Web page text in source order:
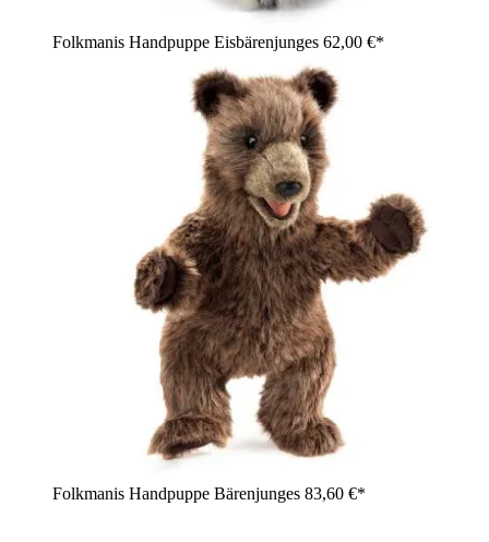
Folkmanis Handpuppe Eisbärenjunges 62,00 €*
Folkmanis Handpuppe Bärenjunges 83,60 €*